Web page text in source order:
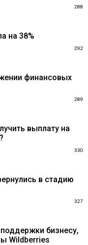
288
на 38%
292
финансовых
289
выплату на
330
в стадию
327
бизнесу,
Wildberries